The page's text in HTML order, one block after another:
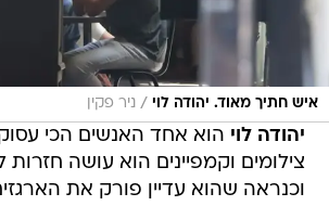
איש חתיך מאוד. יהודה לוי / ניר פקין
יהודה לוי הוא אחד האנשים הכי
צילומים וקמפיינים הוא עושה חזרות
וכנראה שהוא עדיין פורק את